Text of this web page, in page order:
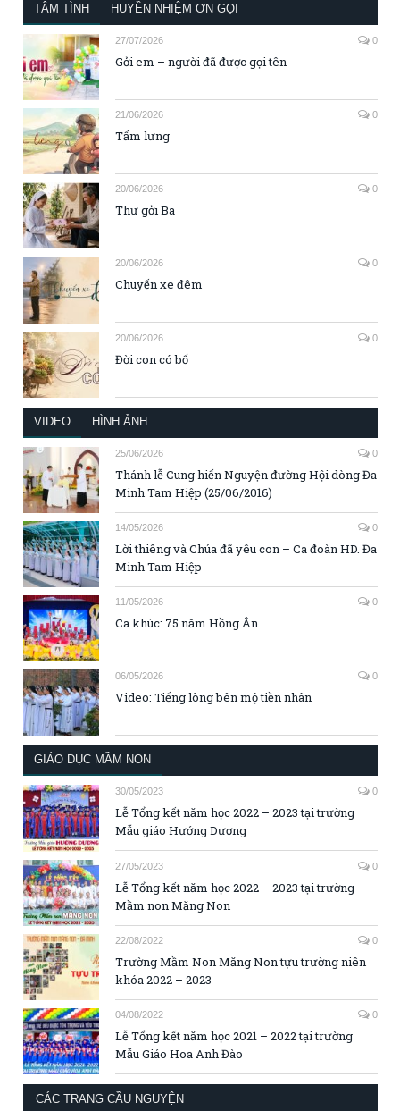
TÂM TÌNH HUYỀN NHIỆM ƠN GỌI
27/07/2026 0
Gởi em – người đã được gọi tên
21/06/2026 0
Tấm lưng
20/06/2026 0
Thư gởi Ba
20/06/2026 0
Chuyến xe đêm
20/06/2026 0
Đời con có bố
VIDEO HÌNH ẢNH
25/06/2026 0
Thánh lễ Cung hiến Nguyện đường Hội dòng Đa
Minh Tam Hiệp (25/06/2016)
14/05/2026 0
Lời thiêng và Chúa đã yêu con – Ca đoàn HD. Đa
Minh Tam Hiệp
11/05/2026 0
Ca khúc: 75 năm Hồng Ân
06/05/2026 0
Video: Tiếng lòng bên mộ tiền nhân
GIÁO DỤC MẦM NON
30/05/2023 0
Lễ Tổng kết năm học 2022 – 2023 tại trường
Mẫu giáo Hướng Dương
27/05/2023 0
Lễ Tổng kết năm học 2022 – 2023 tại trường
Mầm non Măng Non
22/08/2022 0
Trường Mầm Non Măng Non tựu trường niên
khóa 2022 – 2023
04/08/2022 0
Lễ Tổng kết năm học 2021 – 2022 tại trường
Mẫu Giáo Hoa Anh Đào
CÁC TRANG CẦU NGUYỆN